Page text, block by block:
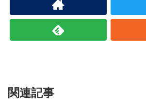
関連記事